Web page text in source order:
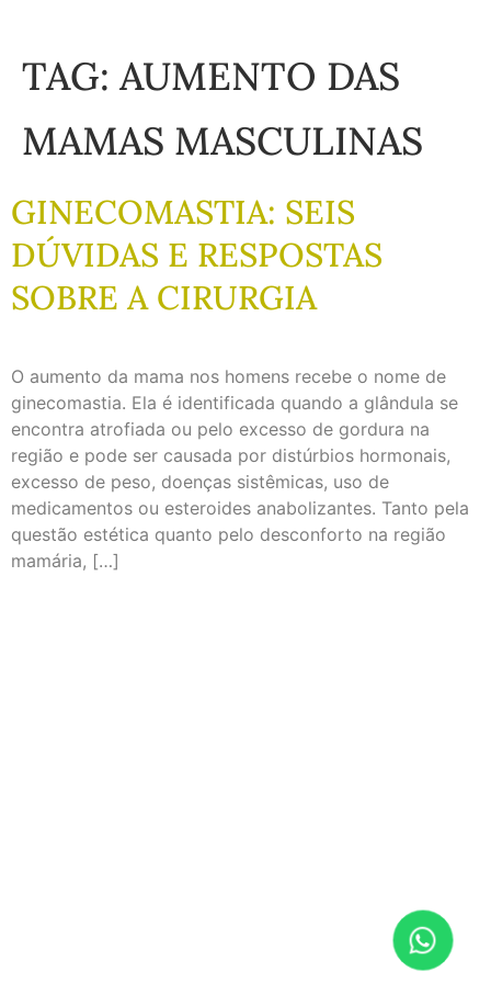
TAG: AUMENTO DAS
MAMAS MASCULINAS
GINECOMASTIA: SEIS
DÚVIDAS E RESPOSTAS
SOBRE A CIRURGIA
O aumento da mama nos homens recebe o nome de
ginecomastia. Ela é identificada quando a glândula se
encontra atrofiada ou pelo excesso de gordura na
região e pode ser causada por distúrbios hormonais,
excesso de peso, doenças sistêmicas, uso de
medicamentos ou esteroides anabolizantes. Tanto pela
questão estética quanto pelo desconforto na região
mamária, […]